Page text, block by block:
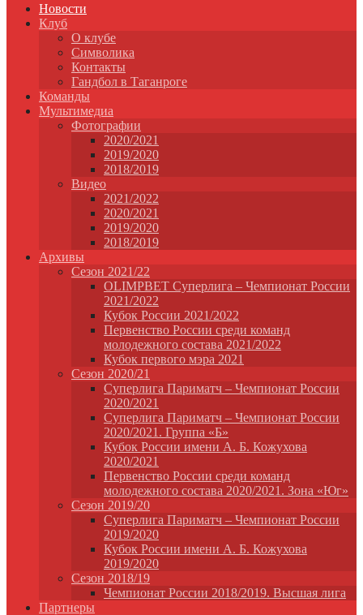
Новости
Клуб
О клубе
Символика
Контакты
Гандбол в Таганроге
Команды
Мультимедиа
Фотографии
2020/2021
2019/2020
2018/2019
Видео
2021/2022
2020/2021
2019/2020
2018/2019
Архивы
Сезон 2021/22
OLIMPBET Суперлига – Чемпионат России
2021/2022
Кубок России 2021/2022
Первенство России среди команд
молодежного состава 2021/2022
Кубок первого мэра 2021
Сезон 2020/21
Суперлига Париматч – Чемпионат России
2020/2021
Суперлига Париматч – Чемпионат России
2020/2021. Группа «Б»
Кубок России имени А. Б. Кожухова
2020/2021
Первенство России среди команд
молодежного состава 2020/2021. Зона «Юг»
Сезон 2019/20
Суперлига Париматч – Чемпионат России
2019/2020
Кубок России имени А. Б. Кожухова
2019/2020
Сезон 2018/19
Чемпионат России 2018/2019. Высшая лига
Партнеры